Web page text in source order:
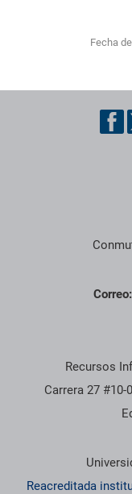
Fecha
Pie de página con
Correo:
Recursos
Carrera 27
Información
Reacreditada